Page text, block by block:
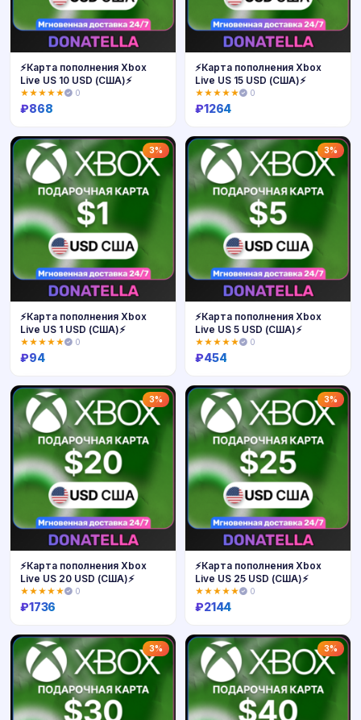
Купить
⚡️Карта пополнения Xbox
Live US 10 USD (США)⚡️
★★★★★ 0
₽868
Купить
⚡️Карта пополнения Xbox
Live US 15 USD (США)⚡️
★★★★★ 0
₽1264
3%
Купить
⚡️Карта пополнения Xbox
Live US 1 USD (США)⚡️
★★★★★ 0
₽94
3%
Купить
⚡️Карта пополнения Xbox
Live US 5 USD (США)⚡️
★★★★★ 0
₽454
3%
Купить
⚡️Карта пополнения Xbox
Live US 20 USD (США)⚡️
★★★★★ 0
₽1736
3%
Купить
⚡️Карта пополнения Xbox
Live US 25 USD (США)⚡️
★★★★★ 0
₽2144
3% 3%